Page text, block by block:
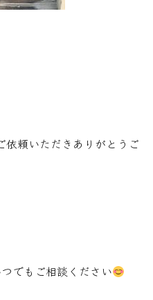
依頼いただきありがとうご
でもご相談ください